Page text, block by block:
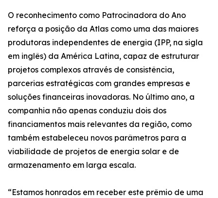
O reconhecimento como Patrocinadora do Ano
reforça a posição da Atlas como uma das maiores
produtoras independentes de energia (IPP, na sigla
em inglês) da América Latina, capaz de estruturar
projetos complexos através de consistência,
parcerias estratégicas com grandes empresas e
soluções financeiras inovadoras. No último ano, a
companhia não apenas conduziu dois dos
financiamentos mais relevantes da região, como
também estabeleceu novos parâmetros para a
viabilidade de projetos de energia solar e de
armazenamento em larga escala.
“Estamos honrados em receber este prêmio de uma